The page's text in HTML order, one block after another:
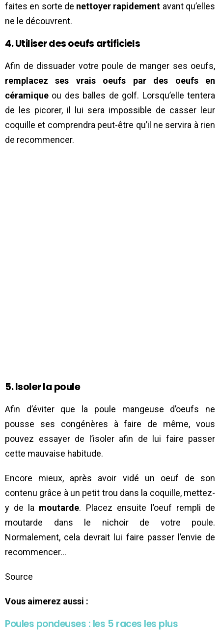
faites en sorte de nettoyer rapidement avant qu’elles
ne le découvrent.
4. Utiliser des oeufs artificiels
Afin de dissuader votre poule de manger ses oeufs,
remplacez ses vrais oeufs par des oeufs en
céramique ou des balles de golf. Lorsqu’elle tentera
de les picorer, il lui sera impossible de casser leur
coquille et comprendra peut-être qu’il ne servira à rien
de recommencer.
5. Isoler la poule
Afin d’éviter que la poule mangeuse d’oeufs ne
pousse ses congénères à faire de même, vous
pouvez essayer de l’isoler afin de lui faire passer
cette mauvaise habitude.
Encore mieux, après avoir vidé un oeuf de son
contenu grâce à un petit trou dans la coquille, mettez-
y de la moutarde. Placez ensuite l’oeuf rempli de
moutarde dans le nichoir de votre poule.
Normalement, cela devrait lui faire passer l’envie de
recommencer…
Source
Vous aimerez aussi :
Poules pondeuses : les 5 races les plus